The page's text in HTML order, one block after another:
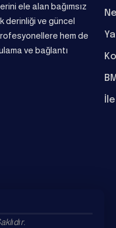
ele alan bağımsız
derinliği ve güncel
hem de
ve bağlantı